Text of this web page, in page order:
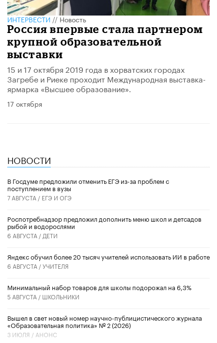
ИНТЕРВЕСТИ//Новость
Россия впервые стала партнером
крупной образовательной
выставки
15 и 17 октября 2019 года в хорватских городах
Загребе и Риеке проходит Международная выставка-
ярмарка «Высшее образование».
17 октября
НОВОСТИ
В Госдуме предложили отменить ЕГЭ из-за проблем с
поступлением в вузы
7 АВГУСТА / ЕГЭ И ОГЭ
Роспотребнадзор предложил дополнить меню школ и детсадов
рыбой и водорослями
6 АВГУСТА / ДЕТИ
​Яндекс обучил более 20 тысяч учителей использовать ИИ в работе
6 АВГУСТА /УЧИТЕЛЯ
Минимальный набор товаров для школы подорожал на 6,3%
5 АВГУСТА / ШКОЛЬНИКИ
Вышел в свет новый номер научно-публицистического журнала
«Образовательная политика» № 2 (2026)
3 ИЮЛЯ / АНОНС